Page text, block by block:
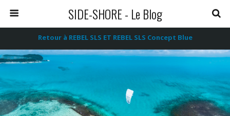
SIDE-SHORE - Le Blog
Retour à REBEL SLS ET REBEL SLS Concept Blue